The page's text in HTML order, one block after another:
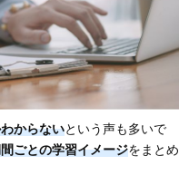
からないという声も多いで
ごとの学習イメージをまとめ